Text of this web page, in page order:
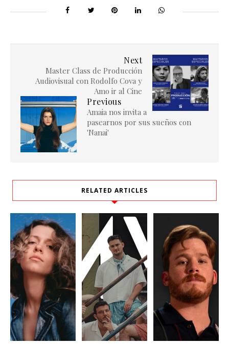
Next
Master Class de Producción
Audiovisual con Rodolfo Cova y
Amo ir al Cine
Previous
Amaia nos invita a
pasearnos por sus sueños con
'Nanai'
RELATED ARTICLES